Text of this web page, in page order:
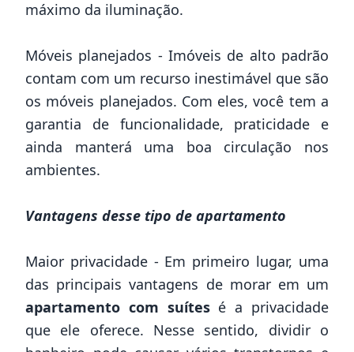
máximo da iluminação.
Móveis planejados - Imóveis de alto padrão
contam com um recurso inestimável que são
os móveis planejados. Com eles, você tem a
garantia de funcionalidade, praticidade e
ainda manterá uma boa circulação nos
ambientes.
Vantagens desse tipo de apartamento
Maior privacidade - Em primeiro lugar, uma
das principais vantagens de morar em um
apartamento com suítesé a privacidade
que ele oferece. Nesse sentido, dividir o